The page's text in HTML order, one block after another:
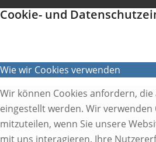
Cookie- und
Wie wir Cookies verwenden
Wir können Cookies anfordern,
eingestellt werden. Wir verwenden
mitzuteilen, wenn Sie unsere
mit uns interagieren, Ihre